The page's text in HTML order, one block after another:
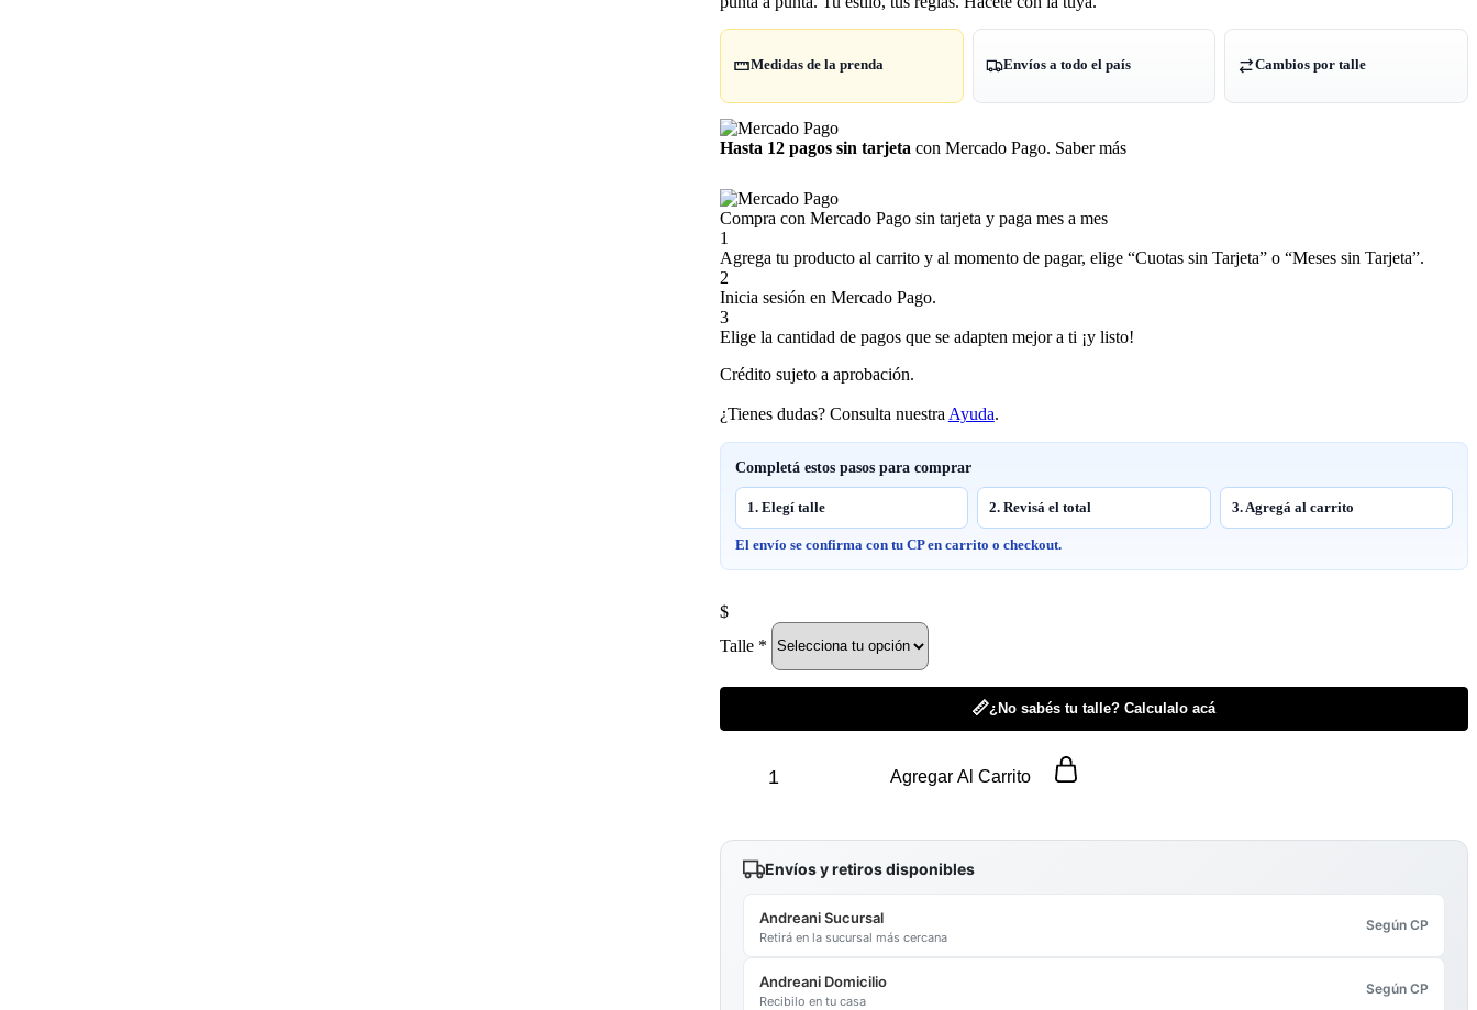
Medidas de la prenda Envíos a todo el país Cambios por talle
Hasta 12 pagos sin tarjeta con Mercado Pago. Saber más
Compra con Mercado Pago sin tarjeta y paga mes a mes
1
Agrega tu producto al carrito y al momento de pagar, elige “Cuotas sin Tarjeta” o “Meses sin Tarjeta”.
2
Inicia sesión en Mercado Pago.
3
Elige la cantidad de pagos que se adapten mejor a ti ¡y listo!
Crédito sujeto a aprobación.
¿Tienes dudas? Consulta nuestra Ayuda.
Completá estos pasos para comprar
1. Elegí talle 2. Revisá el total 3. Agregá al carrito
El envío se confirma con tu CP en carrito o checkout.
$
Talle*
📏¿No sabés tu talle? Calculalo acá
Agregar Al Carrito
Envíos y retiros disponibles
Andreani Sucursal
Retirá en la sucursal más cercana
Según CP
Andreani Domicilio
Recibilo en tu casa
Según CP